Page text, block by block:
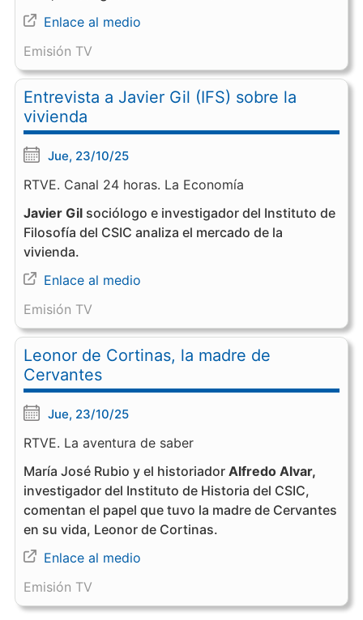
Enlace al medio
Emisión TV
Entrevista a Javier Gil (IFS) sobre la
vivienda
Jue, 23/10/25
RTVE. Canal 24 horas. La Economía
Javier Gil sociólogo e investigador del Instituto de
Filosofía del CSIC analiza el mercado de la
vivienda.
Enlace al medio
Emisión TV
Leonor de Cortinas, la madre de
Cervantes
Jue, 23/10/25
RTVE. La aventura de saber
María José Rubio y el historiador Alfredo Alvar,
investigador del Instituto de Historia del CSIC,
comentan el papel que tuvo la madre de Cervantes
en su vida, Leonor de Cortinas.
Enlace al medio
Emisión TV